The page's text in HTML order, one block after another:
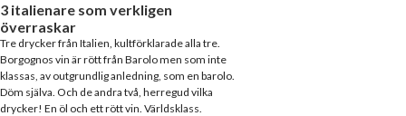
3 italienare som verkligen
överraskar
Tre drycker från Italien, kultförklarade alla tre.
Borgognos vin är rött från Barolo men som inte
klassas, av outgrundlig anledning, som en barolo.
Döm själva. Och de andra två, herregud vilka
drycker! En öl och ett rött vin. Världsklass.